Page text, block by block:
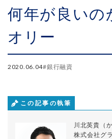
何年が良いの
オリー
2020.06.04#銀行融資
この記事の執筆
川北英貴（
株式会社グ